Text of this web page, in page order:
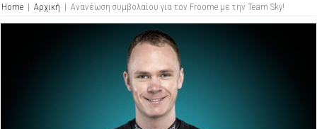
Home | Αρχική | Aνανέωση συμβολαίου για τον Froome με την Team Sky!